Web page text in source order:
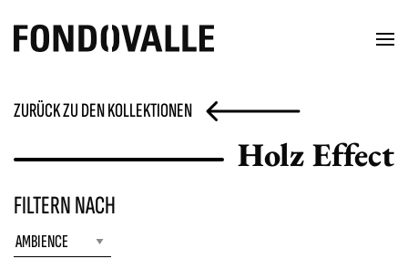
ZURÜCK ZU DEN KOLLEKTIONEN
Holz Effect
FILTERN NACH